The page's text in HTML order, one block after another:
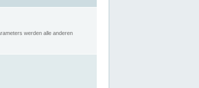
werden alle anderen